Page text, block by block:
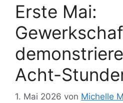
Erste Mai:
Acht-
1. Mai 2026 von Michelle